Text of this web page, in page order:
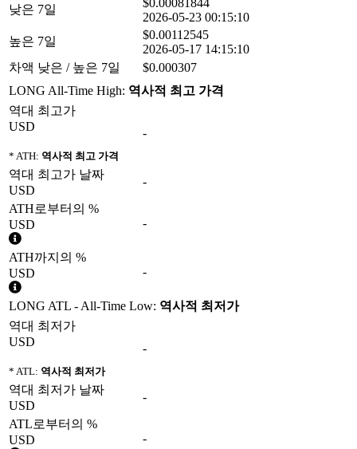
낮은 7일
2026-05-23 00:15:10
높은 7일
$0.00112545
2026-05-17 14:15:10
차액 낮은 / 높은 7일
$0.000307
LONG All-Time High: 역사적 최고 가격
역대 최고가
USD
* ATH: 역사적 최고 가격
-
역대 최고가 날짜
USD
-
ATH로부터의 %
USD
-
ATH까지의 %
USD
-
LONG ATL - All-Time Low: 역사적 최저가
역대 최저가
USD
* ATL: 역사적 최저가
-
역대 최저가 날짜
USD
-
ATL로부터의 %
USD
-